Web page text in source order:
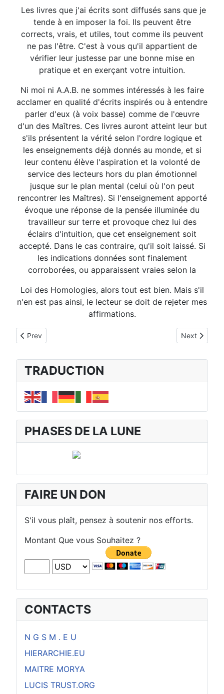
Les livres que j'ai écrits sont diffusés sans que je
tende à en imposer la foi. Ils peuvent être
corrects, vrais, et utiles, tout comme ils peuvent
ne pas l'être. C'est à vous qu'il appartient de
vérifier leur justesse par une bonne mise en
pratique et en exerçant votre intuition.
Ni moi ni A.A.B. ne sommes intéressés à les faire
acclamer en qualité d'écrits inspirés ou à entendre
parler d'eux (à voix basse) comme de l'œuvre
d'un des Maîtres. Ces livres auront atteint leur but
s'ils présentent la vérité selon l'ordre logique et
les enseignements déjà donnés au monde, et si
leur contenu élève l'aspiration et la volonté de
service des lecteurs hors du plan émotionnel
jusque sur le plan mental (celui où l'on peut
rencontrer les Maîtres). Si l'enseignement apporté
évoque une réponse de la pensée illuminée du
travailleur sur terre et provoque chez lui des
éclairs d'intuition, que cet enseignement soit
accepté. Dans le cas contraire, qu'il soit laissé. Si
les indications données sont finalement
corroborées, ou apparaissent vraies selon la
Loi des Homologies, alors tout est bien. Mais s'il
n'en est pas ainsi, le lecteur se doit de rejeter mes
affirmations.
Previous article: NOTE DE L'EDITION FRANCAISE 1.01
Prev Next article:
Next
TRADUCTION
PHASES DE LA LUNE
FAIRE UN DON
S'il vous plaît, pensez à soutenir nos efforts.
Montant Que vous Souhaitez ?
CONTACTS
N G S M . E U
HIERARCHIE.EU
MAITRE MORYA
LUCIS TRUST.ORG